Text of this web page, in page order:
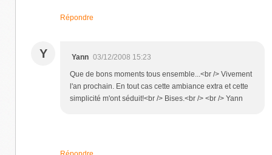
Répondre
Y Yann 03/12/2008 15:23
Que de bons moments tous ensemble...<br /> Vivement
l'an prochain. En tout cas cette ambiance extra et cette
simplicité m'ont séduit!<br /> Bises.<br /> <br /> Yann